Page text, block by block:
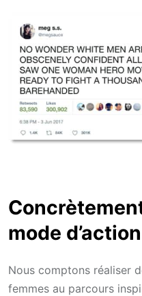
mode
Nous comptons réaliser
femmes au parcours